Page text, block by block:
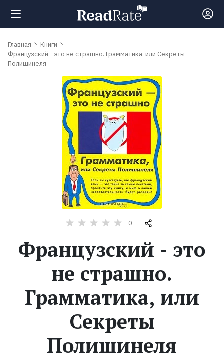
Поиск
обсуждаемые
Жанры
Экранизации
Главная
Книги
Французский - это не страшно. Грамматика, или Секреты
Полишинеля
0
Французский - это
не страшно.
Грамматика, или
Секреты
Полишинеля